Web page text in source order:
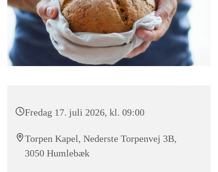
Fredag 17. juli 2026, kl. 09:00
Torpen Kapel, Nederste Torpenvej 3B,
3050 Humlebæk